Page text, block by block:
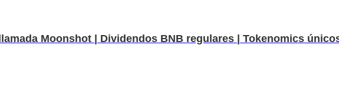
Moonshot | Dividendos BNB regulares | Tokenomics